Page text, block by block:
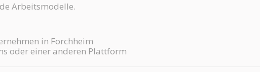
Arbeitsmodelle.
in Forchheim
oder einer anderen Plattform